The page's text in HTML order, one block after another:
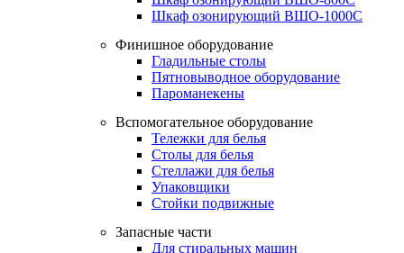
Шкаф озонирующий ВШО-1000С
Финишное оборудование
Гладильные столы
Пятновыводное оборудование
Пароманекены
Вспомогательное оборудование
Тележки для белья
Столы для белья
Стеллажи для белья
Упаковщики
Стойки подвижные
Запасные части
Для стиральных машин